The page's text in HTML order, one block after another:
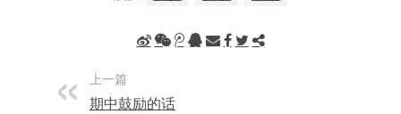
上一篇
期中鼓励的话